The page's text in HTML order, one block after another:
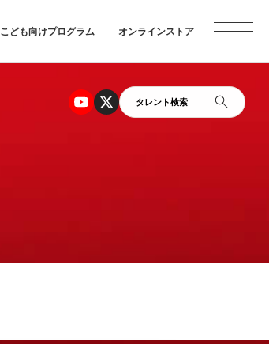
こども向けプログラム オンラインストア
タレント検索